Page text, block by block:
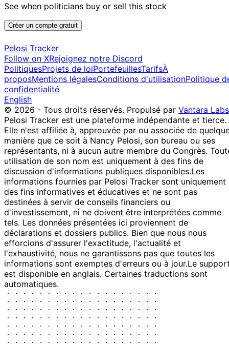
See when politicians buy or sell this stock
Créer un compte gratuit
Pelosi Tracker
Follow on XRejoignez notre Discord
PolitiquesProjets de loiPortefeuillesTarifsÀ
proposMentions légalesConditions d'utilisationPolitique
confidentialité
English
© 2026 - Tous droits réservés. Propulsé par Vantara Labs
Pelosi Tracker est une plateforme indépendante et tierce.
Elle n'est affiliée à, approuvée par ou associée de
manière que ce soit à Nancy Pelosi, son bureau ou ses
représentants, ni à aucun autre membre du Congrès.
utilisation de son nom est uniquement à des fins de
discussion d'informations publiques disponibles.Les
informations fournies par Pelosi Tracker sont uniquement
des fins informatives et éducatives et ne sont pas
destinées à servir de conseils financiers ou
d'investissement, ni ne doivent être interprétées comme
tels. Les données présentées ici proviennent de
déclarations et dossiers publics. Bien que nous nous
efforcions d'assurer l'exactitude, l'actualité et
l'exhaustivité, nous ne garantissons pas que toutes les
informations sont exemptes d'erreurs ou à jour.Le
est disponible en anglais. Certaines traductions sont
automatiques.